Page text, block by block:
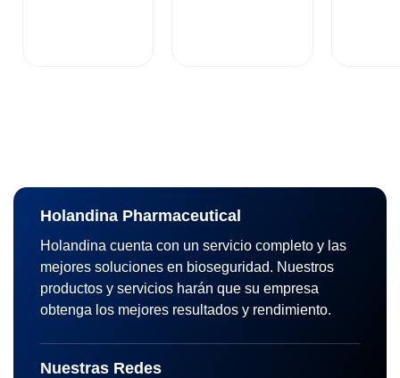
Holandina Pharmaceutical
Holandina cuenta con un servicio completo y las
mejores soluciones en bioseguridad. Nuestros
productos y servicios harán que su empresa
obtenga los mejores resultados y rendimiento.
Nuestras Redes